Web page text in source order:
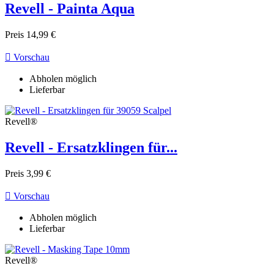
Revell - Painta Aqua
Preis 14,99 €
 Vorschau
Abholen möglich
Lieferbar
Revell®
Revell - Ersatzklingen für...
Preis 3,99 €
 Vorschau
Abholen möglich
Lieferbar
Revell®